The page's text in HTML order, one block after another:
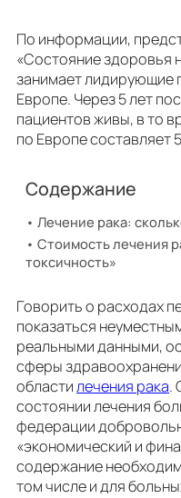
По информации,
«Состояние здоровья
занимает лидирующие
Европе. Через 5 лет
пациентов живы, в то
по Европе составляет
Содержание
Лечение рака:
Стоимость лечения
токсичность»
Говорить о расходах
показаться
реальными данными,
сферы
областилечения рака.
состоянии лечения
федерации
«экономический и
содержание
том числе и для